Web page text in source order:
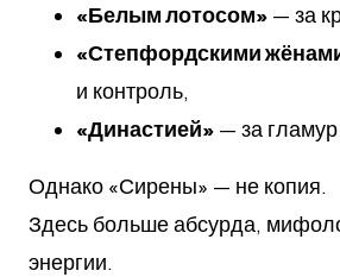
«Белым лотосом» — за
«Степфордскими
и контроль,
«Династией» — за
Однако «Сирены» — не копия.
Здесь больше абсурда,
энергии.